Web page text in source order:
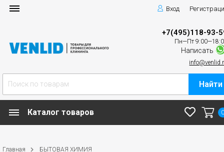
Вход
+7(495)118-93-
Пн—Пт
Написать
Найти
Каталог товаров
Главная
БЫТОВАЯ ХИМИЯ